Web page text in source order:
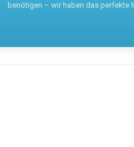
benötigen – wir haben das perfekte